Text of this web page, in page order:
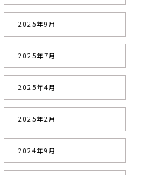
2025年9月
2025年7月
2025年4月
2025年2月
2024年9月